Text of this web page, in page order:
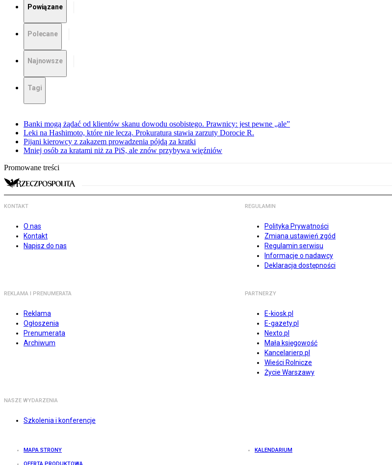
Powiązane
Polecane
Najnowsze
Tagi
Banki mogą żądać od klientów skanu dowodu osobistego. Prawnicy: jest pewne „ale”
Leki na Hashimoto, które nie leczą. Prokuratura stawia zarzuty Dorocie R.
Pijani kierowcy z zakazem prowadzenia pójdą za kratki
Mniej osób za kratami niż za PiS, ale znów przybywa więźniów
Promowane treści
KONTAKT
O nas
Kontakt
Napisz do nas
REGULAMIN
Polityka Prywatności
Zmiana ustawień zgód
Regulamin serwisu
Informacje o nadawcy
Deklaracja dostępności
REKLAMA I PRENUMERATA
Reklama
Ogłoszenia
Prenumerata
Archiwum
PARTNERZY
E-kiosk.pl
E-gazety.pl
Nexto.pl
Mała księgowość
Kancelarierp.pl
Wieści Rolnicze
Życie Warszawy
NASZE WYDARZENIA
Szkolenia i konferencje
MAPA STRONY KALENDARIUM